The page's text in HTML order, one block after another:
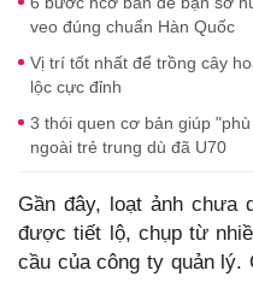
veo đúng chuẩn Hàn Quốc
Vị trí tốt nhất để trồng cây
lộc cực đỉnh
3 thói quen cơ bản giúp
ngoài trẻ trung dù đã U70
Gần đây, loạt ảnh chưa
được tiết lộ, chụp từ
cầu của công ty quản lý.